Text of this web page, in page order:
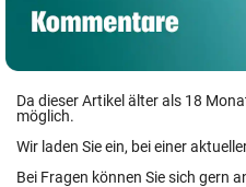
Da dieser Artikel älter als 18
möglich.
Wir laden Sie ein, bei einer
Bei Fragen können Sie sich gern